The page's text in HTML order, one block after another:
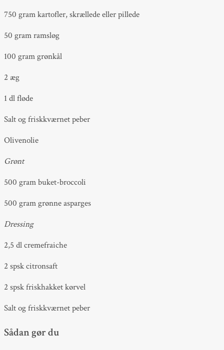
750 gram kartofler, skrællede eller pillede
50 gram ramsløg
100 gram grønkål
2 æg
1 dl fløde
Salt og friskkværnet peber
Olivenolie
Grønt
500 gram buket-broccoli
500 gram grønne asparges
Dressing
2,5 dl cremefraiche
2 spsk citronsaft
2 spsk friskhakket kørvel
Salt og friskkværnet peber
Sådan gør du